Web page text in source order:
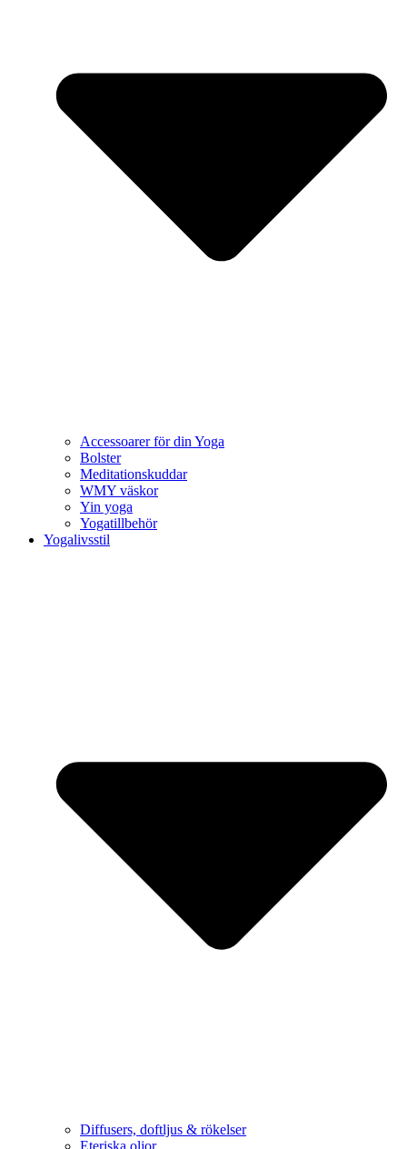
Accessoarer för din Yoga
Bolster
Meditationskuddar
WMY väskor
Yin yoga
Yogatillbehör
Yogalivsstil
Diffusers, doftljus & rökelser
Eteriska oljor